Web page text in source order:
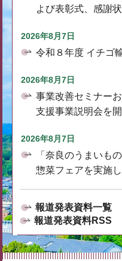
よび表彰式、感謝
2026年8月7日
令和８年度 イチゴ
2026年8月7日
事業改善セミナー
支援事業説明会を開
2026年8月7日
「奈良のうまいも
惣菜フェアを実施し
報道発表資料一覧
報道発表資料RSS